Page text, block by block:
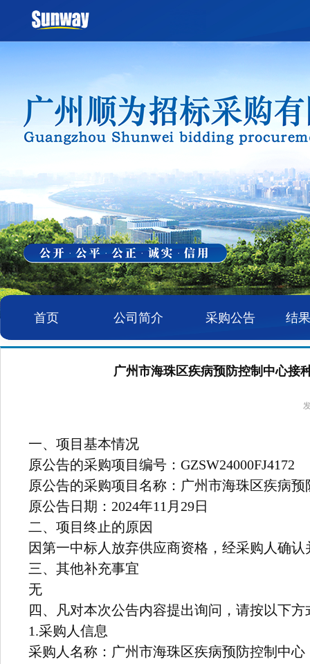
首页 公司简介 采购公告 结
广州市海珠区疾病预防控制中心接
一、项目基本情况
原公告的采购项目编号：GZSW24000FJ4172
原公告的采购项目名称：广州市海珠区疾病
原公告日期：2024年11月29日
二、项目终止的原因
因第一中标人放弃供应商资格，经采购人确
三、其他补充事宜
无
四、凡对本次公告内容提出询问，请按以下方
1.采购人信息
采购人名称：广州市海珠区疾病预防控制中心